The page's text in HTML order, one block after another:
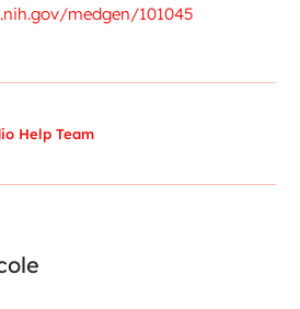
medgen/101045
Help Team